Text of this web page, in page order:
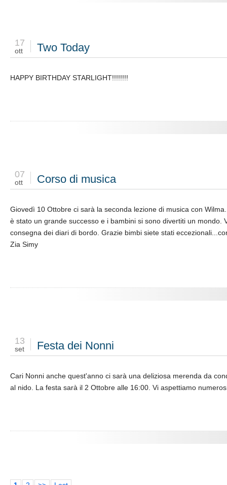
17
ott Two Today
HAPPY BIRTHDAY STARLIGHT!!!!!!!!
07
ott Corso di musica
Giovedì 10 Ottobre ci sarà la seconda lezione di musica con
è stato un grande successo e i bambini si sono divertiti un mondo.
consegna dei diari di bordo. Grazie bimbi siete stati
Zia Simy
13
set Festa dei Nonni
Cari Nonni anche quest'anno ci sarà una deliziosa merenda da
al nido. La festa sarà il 2 Ottobre alle 16:00. Vi aspettiamo